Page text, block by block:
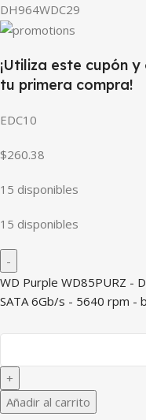
DH964WDC29
¡Utiliza este cupón
tu primera compra!
EDC10
$260.38
15 disponibles
15 disponibles
WD Purple WD85PURZ -
SATA 6Gb/s - 5640 rpm -
Añadir al carrito